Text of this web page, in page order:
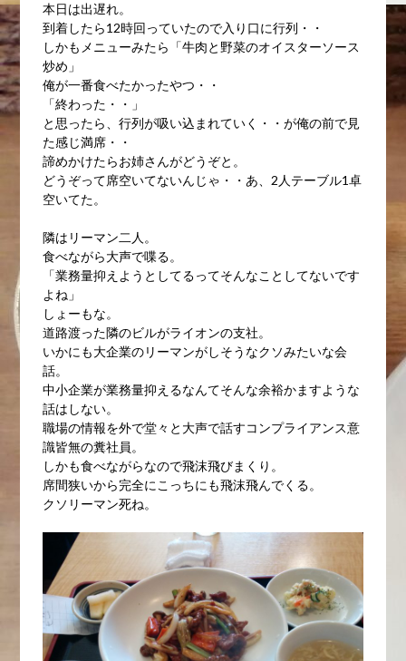
本日は出遅れ。
到着したら12時回っていたので入り口に行列・・
しかもメニューみたら「牛肉と野菜のオイスターソース
炒め」
俺が一番食べたかったやつ・・
「終わった・・」
と思ったら、行列が吸い込まれていく・・が俺の前で見
た感じ満席・・
諦めかけたらお姉さんがどうぞと。
どうぞって席空いてないんじゃ・・あ、2人テーブル1卓
空いてた。
隣はリーマン二人。
食べながら大声で喋る。
「業務量抑えようとしてるってそんなことしてないです
よね」
しょーもな。
道路渡った隣のビルがライオンの支社。
いかにも大企業のリーマンがしそうなクソみたいな会
話。
中小企業が業務量抑えるなんてそんな余裕かますような
話はしない。
職場の情報を外で堂々と大声で話すコンプライアンス意
識皆無の糞社員。
しかも食べながらなので飛沫飛びまくり。
席間狭いから完全にこっちにも飛沫飛んでくる。
クソリーマン死ね。